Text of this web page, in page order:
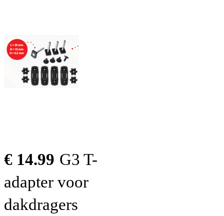
€ 14.99 G3 T-
adapter voor
dakdragers